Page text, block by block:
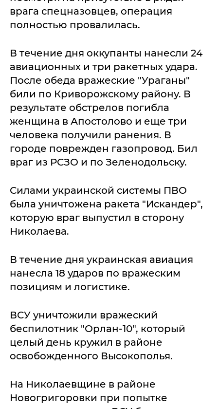
врага спецназовцев, операция
полностью провалилась.
В течение дня оккупанты нанесли 24
авиационных и три ракетных удара.
После обеда вражеские "Ураганы"
били по Криворожскому району. В
результате обстрелов погибла
женщина в Апостолово и еще три
человека получили ранения. В
городе поврежден газопровод. Бил
враг из РСЗО и по Зеленодольску.
Силами украинской системы ПВО
была уничтожена ракета "Искандер",
которую враг выпустил в сторону
Николаева.
В течение дня украинская авиация
нанесла 18 ударов по вражеским
позициям и логистике.
ВСУ уничтожили вражеский
беспилотник "Орлан-10", который
целый день кружил в районе
освобожденного Высокополья.
На Николаевщине в районе
Новогригоровки при попытке